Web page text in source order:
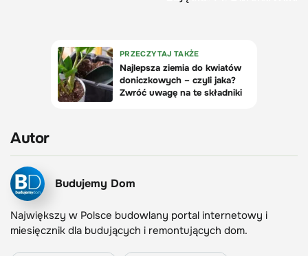
Autor
Budujemy Dom
Największy w Polsce budowlany portal internetowy i
miesięcznik dla budujących i remontujących dom.